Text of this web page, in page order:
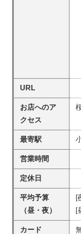
URL
お店へのア
クセス
最寄駅
営業時間
定休日
平均予算
（昼・夜）
[
[
カード